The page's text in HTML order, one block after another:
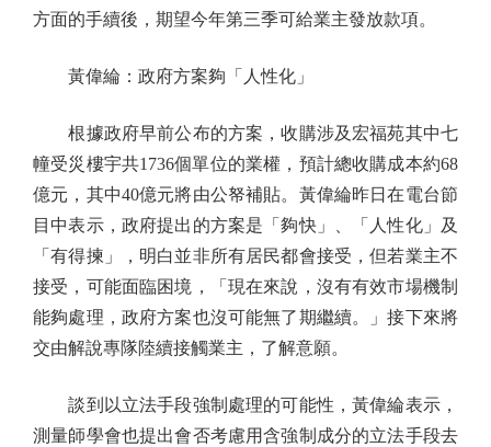
方面的手續後，期望今年第三季可給業主發放款項。
黃偉綸：政府方案夠「人性化」
根據政府早前公布的方案，收購涉及宏福苑其中七
幢受災樓宇共1736個單位的業權，預計總收購成本約68
億元，其中40億元將由公帑補貼。黃偉綸昨日在電台節
目中表示，政府提出的方案是「夠快」、「人性化」及
「有得揀」，明白並非所有居民都會接受，但若業主不
接受，可能面臨困境，「現在來說，沒有有效市場機制
能夠處理，政府方案也沒可能無了期繼續。」接下來將
交由解說專隊陸續接觸業主，了解意願。
談到以立法手段強制處理的可能性，黃偉綸表示，
測量師學會也提出會否考慮用含強制成分的立法手段去